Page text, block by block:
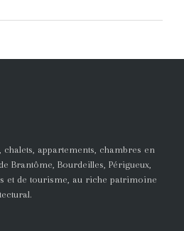
appartements, chambres en
Brantôme, Bourdeilles, Périgueux,
et de tourisme, au riche patrimoine